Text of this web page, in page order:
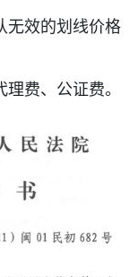
无效的划线价格
费、公证费。